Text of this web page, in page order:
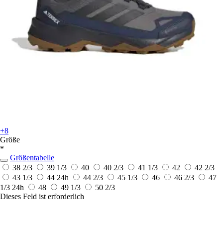
+8
Größe
*
Größentabelle
38 2/3
39 1/3 40 40 2/3 41 1/3 42
42 2/3
43 1/3
44 24h 44 2/3 45 1/3 46 46 2/3
47
1/3 24h 48 49 1/3
50 2/3
Dieses Feld ist erforderlich